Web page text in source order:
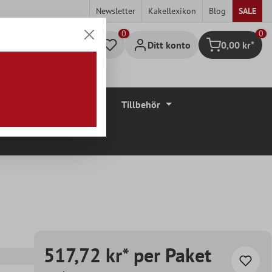
Newsletter Kakellexikon Blog SALE
Ditt konto Kundvagn
0
0,00 kr*
Tillbehör
517,72 kr* per Paket